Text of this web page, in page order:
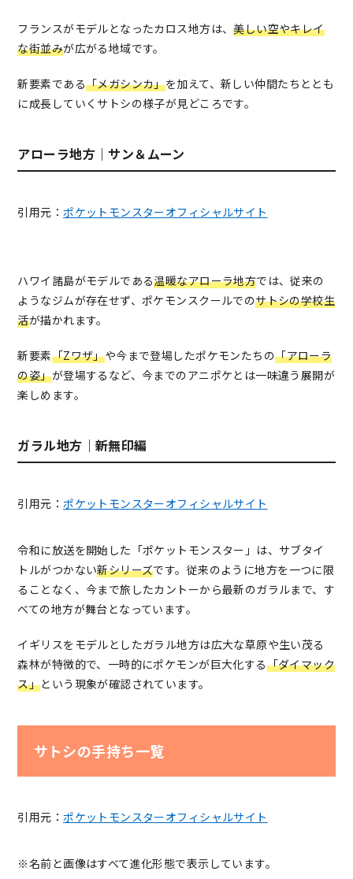
フランスがモデルとなったカロス地方は、美しい空やキレイ
な街並みが広がる地域です。
新要素である「メガシンカ」を加えて、新しい仲間たちととも
に成長していくサトシの様子が見どころです。
アローラ地方｜サン＆ムーン
引用元：ポケットモンスターオフィシャルサイト
ハワイ諸島がモデルである温暖なアローラ地方では、従来の
ようなジムが存在せず、ポケモンスクールでのサトシの学校生
活が描かれます。
新要素「Zワザ」や今まで登場したポケモンたちの「アローラ
の姿」が登場するなど、今までのアニポケとは一味違う展開が
楽しめます。
ガラル地方｜新無印編
引用元：ポケットモンスターオフィシャルサイト
令和に放送を開始した「ポケットモンスター」は、サブタイ
トルがつかない新シリーズです。従来のように地方を一つに限
ることなく、今まで旅したカントーから最新のガラルまで、す
べての地方が舞台となっています。
イギリスをモデルとしたガラル地方は広大な草原や生い茂る
森林が特徴的で、一時的にポケモンが巨大化する「ダイマック
ス」という現象が確認されています。
サトシの手持ち一覧
引用元：ポケットモンスターオフィシャルサイト
※名前と画像はすべて進化形態で表示しています。